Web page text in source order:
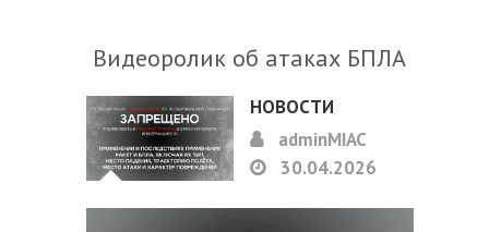
Видеоролик об атаках БПЛА
НОВОСТИ
adminMIAC
30.04.2026